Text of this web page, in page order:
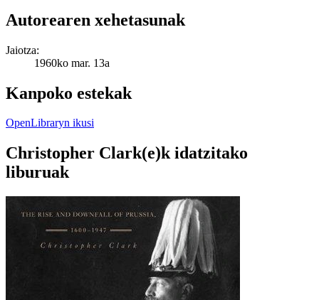
Autorearen xehetasunak
Jaiotza:
1960ko mar. 13a
Kanpoko estekak
OpenLibraryn ikusi
Christopher Clark(e)k idatzitako
liburuak